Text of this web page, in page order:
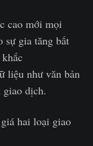
cao mới mọi
sự gia tăng bất
liệu như văn bản
dịch.
hai loại giao